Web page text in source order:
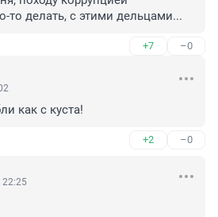
то делать, с этими дельцами...
+7 –0
как с куста!
+2 –0
22:25